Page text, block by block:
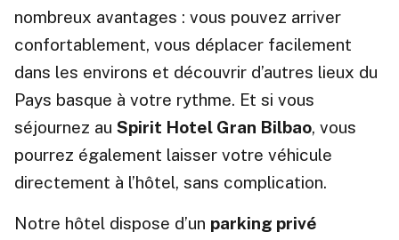
nombreux avantages : vous pouvez arriver
confortablement, vous déplacer facilement
dans les environs et découvrir d’autres lieux du
Pays basque à votre rythme. Et si vous
séjournez au Spirit Hotel Gran Bilbao, vous
pourrez également laisser votre véhicule
directement à l’hôtel, sans complication.
Notre hôtel dispose d’un parking privé